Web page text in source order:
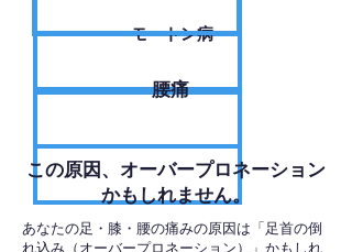
モートン病
腰痛
​この原因、オーバープロネーション
かもしれません。
あなたの足・膝・腰の痛みの原因は「足首の倒
れ込み（オーバープロネーション）」かもしれ